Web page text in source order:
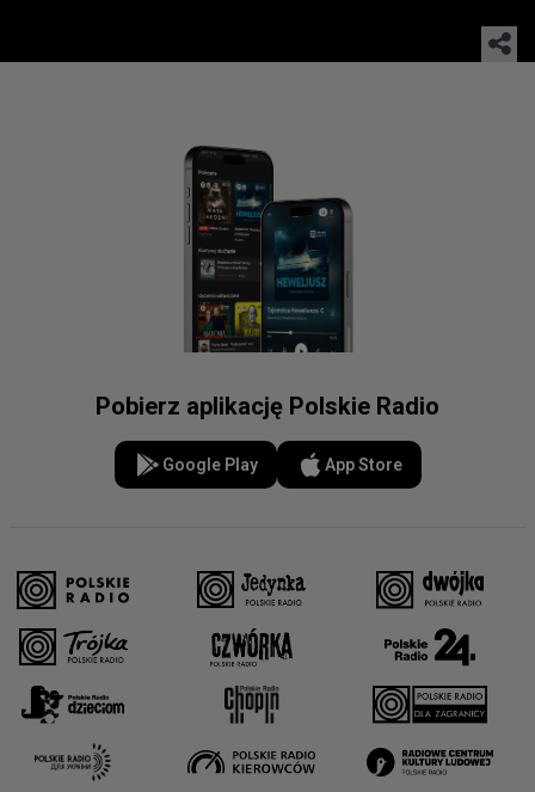
Pobierz aplikację Polskie Radio
Google Play App Store